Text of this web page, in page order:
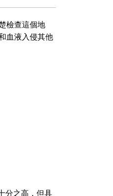
檢查這個地
血液入侵其他
分之高，但具